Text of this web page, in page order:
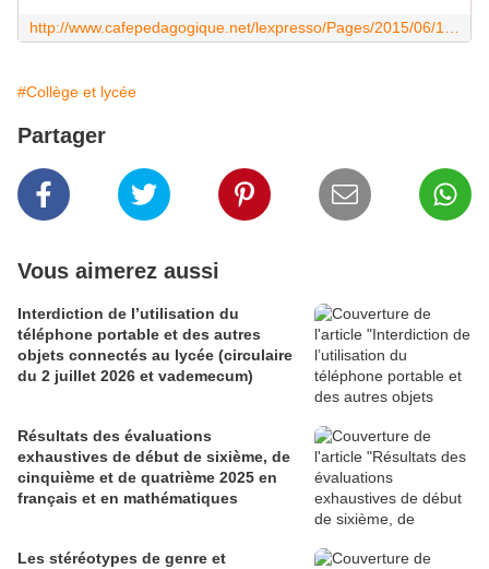
#Collège et lycée
Partager
Vous aimerez aussi
Interdiction de l’utilisation du
téléphone portable et des autres
objets connectés au lycée (circulaire
du 2 juillet 2026 et vademecum)
Résultats des évaluations
exhaustives de début de sixième, de
cinquième et de quatrième 2025 en
français et en mathématiques
Les stéréotypes de genre et